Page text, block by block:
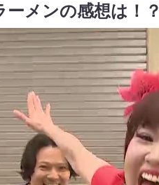
メンの感想は！？